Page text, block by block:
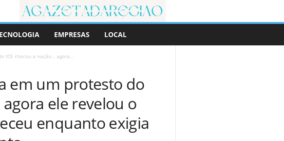
EMPRESAS LOCAL
ICE chocou a nação… agora...
em um protesto do
ele revelou o
enquanto exigia